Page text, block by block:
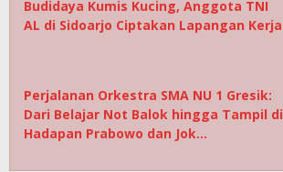
Budidaya Kumis Kucing, Anggota TNI
AL di Sidoarjo Ciptakan Lapangan Kerja
Perjalanan Orkestra SMA NU 1 Gresik:
Dari Belajar Not Balok hingga Tampil di
Hadapan Prabowo dan Jok…